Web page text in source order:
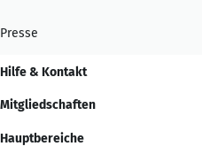
Presse
Hilfe & Kontakt
Mitgliedschaften
Hauptbereiche